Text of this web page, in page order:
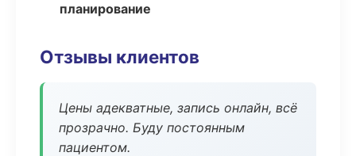
планирование
Отзывы клиентов
Цены адекватные, запись онлайн, всё
прозрачно. Буду постоянным
пациентом.